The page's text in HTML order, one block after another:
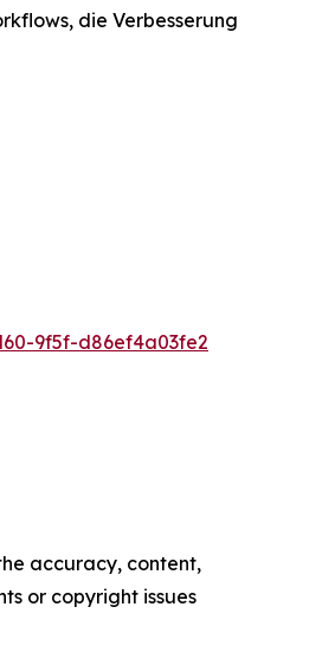
die Verbesserung
9f5f-d86ef4a03fe2
accuracy, content,
or copyright issues